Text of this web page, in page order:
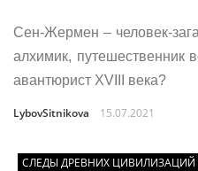
Сен-Жермен – человек-
алхимик, путешественник
авантюрист XVIII века?
LybovSitnikova 15.07.2021
СЛЕДЫ ДРЕВНИХ ЦИВИЛИЗАЦИЙ